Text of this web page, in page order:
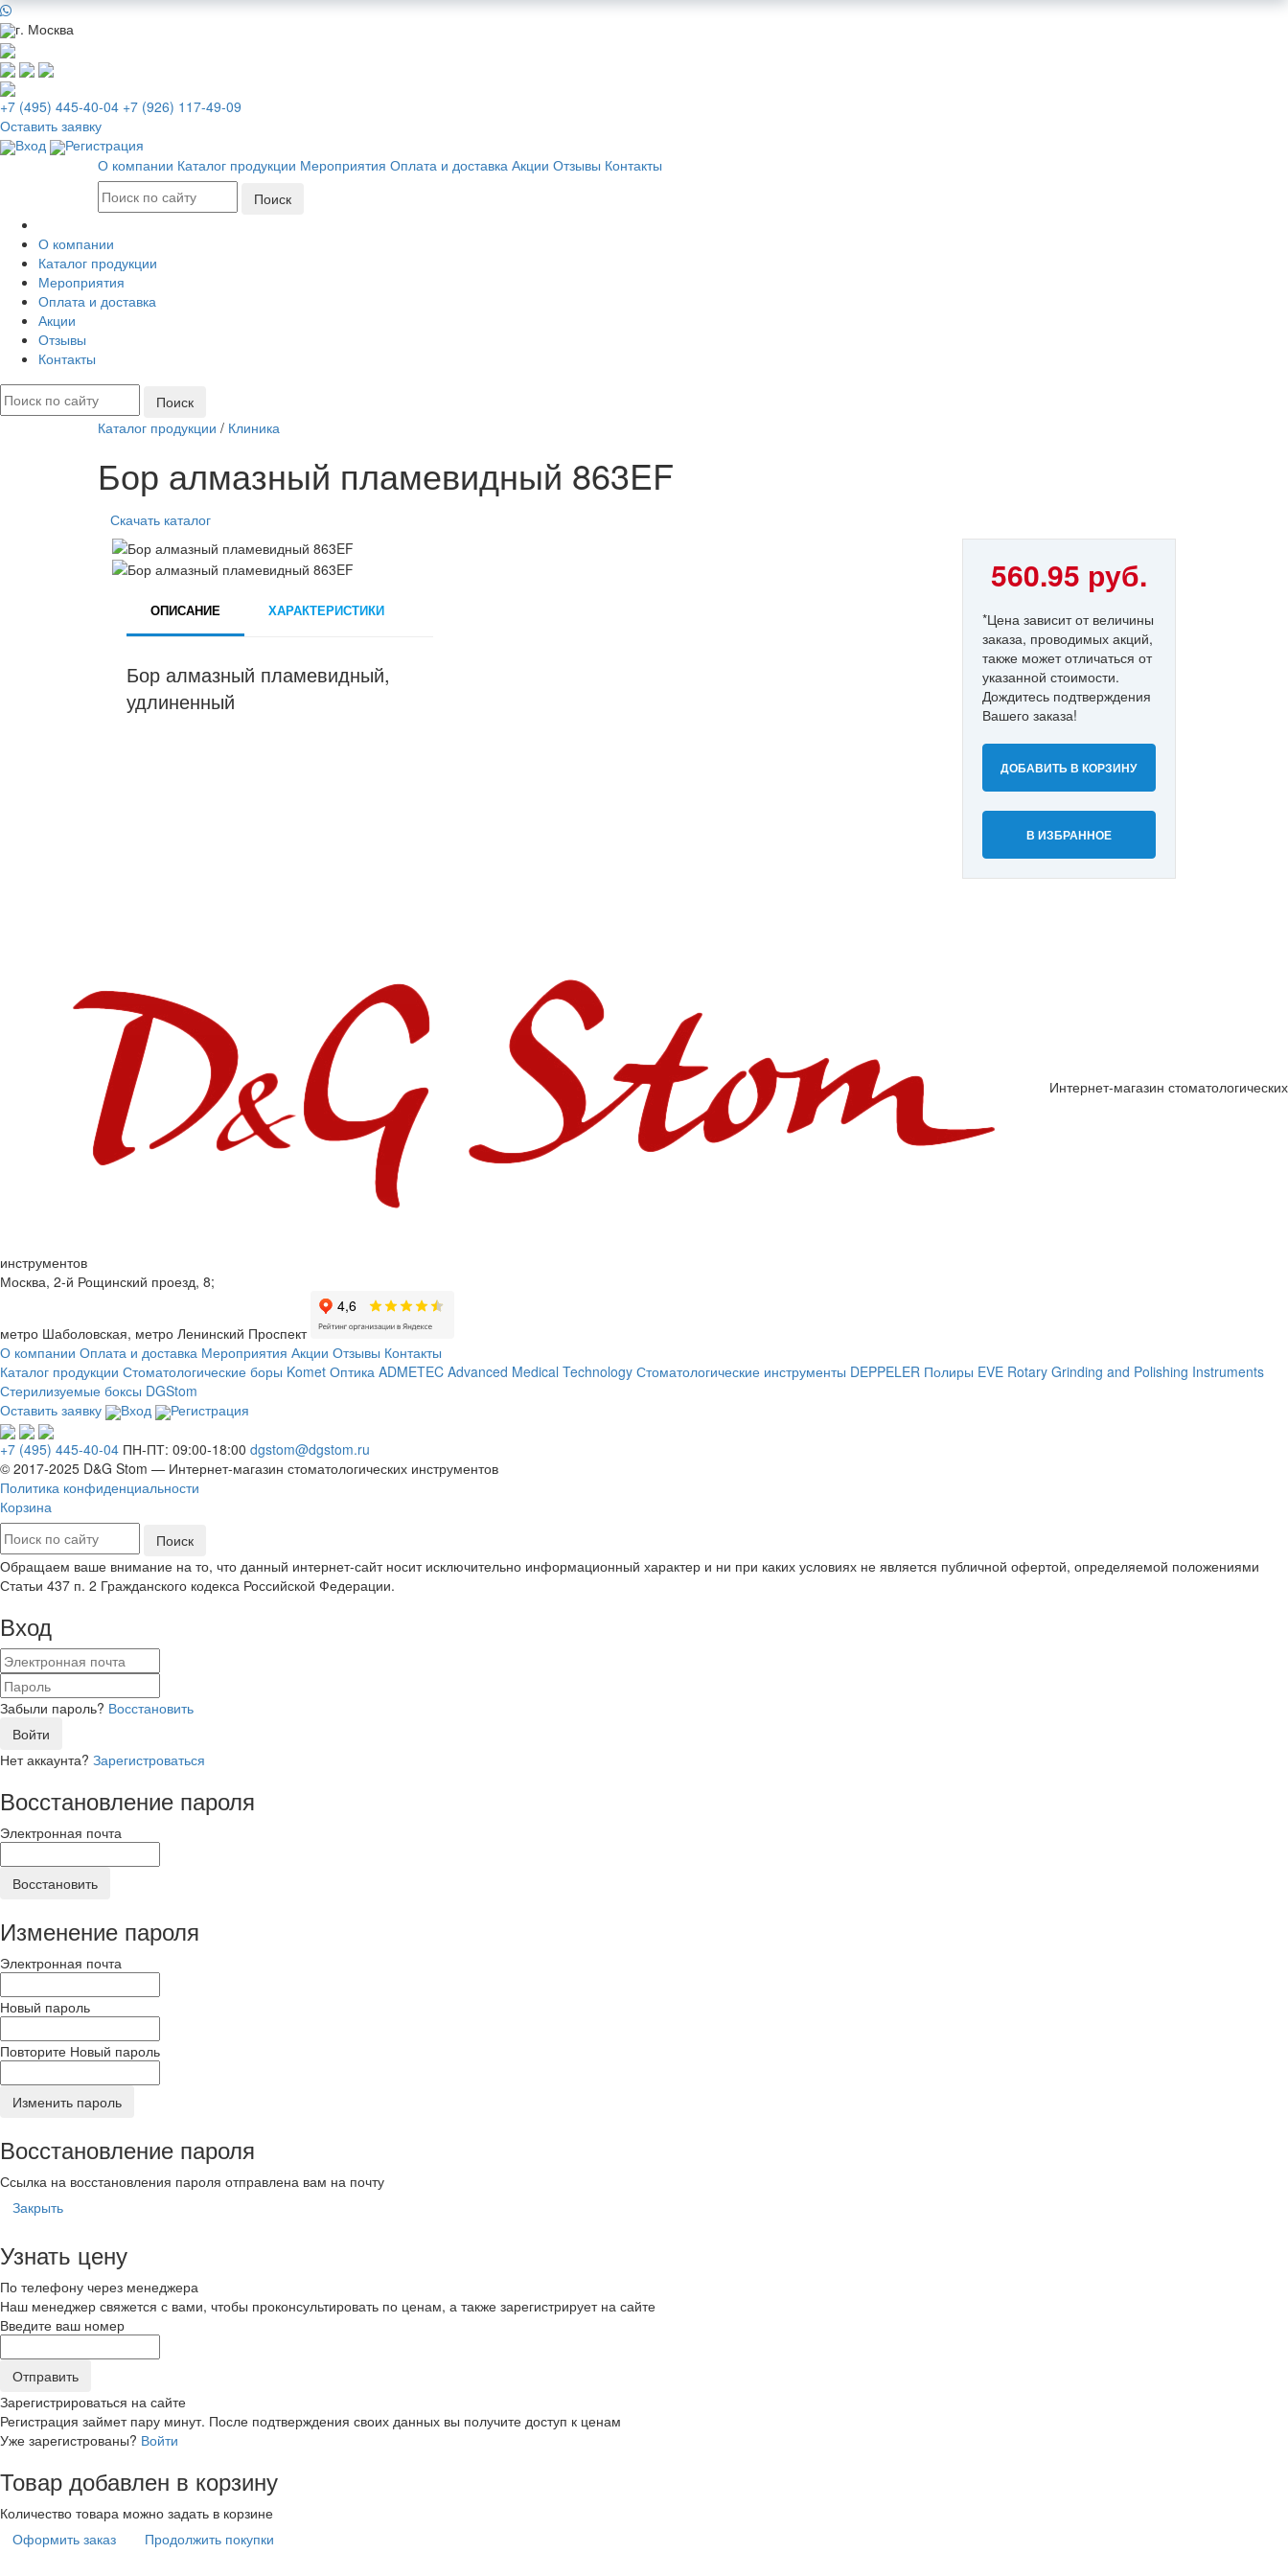
г. Москва
+7 (495) 445-40-04 +7 (926) 117-49-09
Оставить заявку
Вход
Регистрация
О компании Каталог продукции Мероприятия Оплата и доставка Акции Отзывы Контакты
О компании
Каталог продукции
Мероприятия
Оплата и доставка
Акции
Отзывы
Контакты
Каталог продукции / Клиника
Бор алмазный пламевидный 863EF
Скачать каталог
ОПИСАНИЕ ХАРАКТЕРИСТИКИ
Бор алмазный пламевидный,
удлиненный
560.95 руб.
*Цена зависит от величины
заказа, проводимых акций,
также может отличаться от
указанной стоимости.
Дождитесь подтверждения
Вашего заказа!
ДОБАВИТЬ В КОРЗИНУ
В ИЗБРАННОЕ
Интернет-магазин стоматологических
инструментов
Москва, 2-й Рощинский проезд, 8;
метро Шаболовская, метро Ленинский Проспект
О компании Оплата и доставка Мероприятия Акции Отзывы Контакты
Каталог продукции Стоматологические боры Komet Оптика ADMETEC Advanced Medical Technology Стоматологические инструменты DEPPELER Полиры EVE Rotary Grinding and Polishing Instruments
Стерилизуемые боксы DGStom
Оставить заявку
Вход Регистрация
+7 (495) 445-40-04 ПН-ПТ: 09:00-18:00 dgstom@dgstom.ru
© 2017-2025 D&G Stom — Интернет-магазин стоматологических инструментов
Политика конфиденциальности
Корзина
Обращаем ваше внимание на то, что данный интернет-сайт носит исключительно информационный характер и ни при каких условиях не является публичной офертой, определяемой положениями
Статьи 437 п. 2 Гражданского кодекса Российской Федерации.
Вход
Забыли пароль? Восстановить
Войти
Нет аккаунта? Зарегистроваться
Восстановление пароля
Электронная почта
Восстановить
Изменение пароля
Электронная почта
Новый пароль
Повторите Новый пароль
Изменить пароль
Восстановление пароля
Ссылка на восстановления пароля отправлена вам на почту
Закрыть
Узнать цену
По телефону через менеджера
Наш менеджер свяжется с вами, чтобы проконсультировать по ценам, а также зарегистрирует на сайте
Введите ваш номер
Зарегистрироваться на сайте
Регистрация займет пару минут. После подтверждения своих данных вы получите доступ к ценам
Уже зарегистрованы? Войти
Товар добавлен в корзину
Количество товара можно задать в корзине
Оформить заказ
Продолжить покупки